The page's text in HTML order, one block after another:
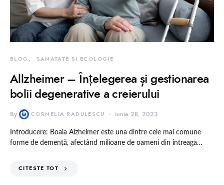
BLOG SANATATE SI ECOLOGIE
Allzheimer – Înțelegerea și gestionarea
bolii degenerative a creierului
By CORNELIA RADULESCU iunie 28, 2023
Introducere: Boala Alzheimer este una dintre cele mai comune
forme de demență, afectând milioane de oameni din întreaga…
CITESTE TOT